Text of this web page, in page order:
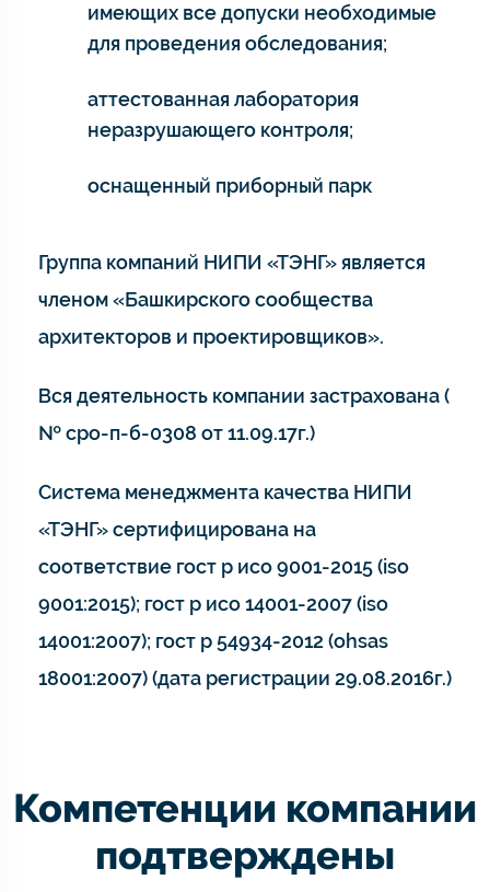
имеющих все допуски необходимые
для проведения обследования;
аттестованная лаборатория
неразрушающего контроля;
оснащенный приборный парк
Группа компаний НИПИ «ТЭНГ» является
членом «Башкирского сообщества
архитекторов и проектировщиков».
Вся деятельность компании застрахована (
№ сро-п-б-0308 от 11.09.17г.)
Система менеджмента качества НИПИ
«ТЭНГ» сертифицирована на
соответствие гост р исо 9001-2015 (iso
9001:2015); гост р исо 14001-2007 (iso
14001:2007); гост р 54934-2012 (ohsas
18001:2007) (дата регистрации 29.08.2016г.)
Компетенции компании
подтверждены